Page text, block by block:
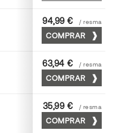
63 x 88
94,99 € / resma
COMPRAR
52 x 70
63,94 € / resma
COMPRAR
52 x 70
35,99 € / resma
COMPRAR